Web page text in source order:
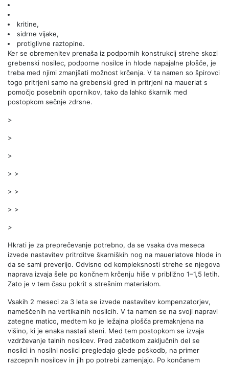
kritine,
sidrne vijake,
protiglivne raztopine.
Ker se obremenitev prenaša iz podpornih konstrukcij strehe skozi
grebenski nosilec, podporne nosilce in hlode napajalne plošče, je
treba med njimi zmanjšati možnost krčenja. V ta namen so špirovci
togo pritrjeni samo na grebenski gred in pritrjeni na mauerlat s
pomočjo posebnih opornikov, tako da lahko škarnik med
postopkom sečnje zdrsne.
>
>
>
> >
> >
> >
>
Hkrati je za preprečevanje potrebno, da se vsaka dva meseca
izvede nastavitev pritrditve škarniških nog na mauerlatove hlode in
da se sami preverijo. Odvisno od kompleksnosti strehe se njegova
naprava izvaja šele po končnem krčenju hiše v približno 1–1,5 letih.
Zato je v tem času pokrit s strešnim materialom.
Vsakih 2 meseci za 3 leta se izvede nastavitev kompenzatorjev,
nameščenih na vertikalnih nosilcih. V ta namen se na svoji napravi
zategne matico, medtem ko je ležajna plošča premaknjena na
višino, ki je enaka nastali steni. Med tem postopkom se izvaja
vzdrževanje talnih nosilcev. Pred začetkom zaključnih del se
nosilci in nosilni nosilci pregledajo glede poškodb, na primer
razcepnih nosilcev in jih po potrebi zamenjajo. Po končanem